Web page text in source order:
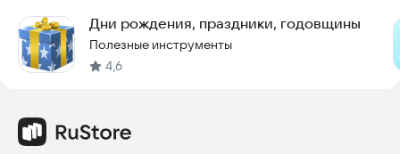
Дни рождения, праздники, годовщины
Полезные инструменты
4,6